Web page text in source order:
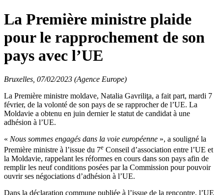
La Première ministre plaide
pour le rapprochement de son
pays avec l’UE
Bruxelles, 07/02/2023 (Agence Europe)
La Première ministre moldave, Natalia Gavriliţa, a fait part, mardi 7
février, de la volonté de son pays de se rapprocher de l’UE. La
Moldavie a obtenu en juin dernier le statut de candidat à une
adhésion à l’UE.
« Nous sommes engagés dans la voie européenne », a souligné la
Première ministre à l’issue du 7e Conseil d’association entre l’UE et
la Moldavie, rappelant les réformes en cours dans son pays afin de
remplir les neuf conditions posées par la Commission pour pouvoir
ouvrir ses négociations d’adhésion à l’UE.
Dans la déclaration commune publiée à l’issue de la rencontre, l’UE